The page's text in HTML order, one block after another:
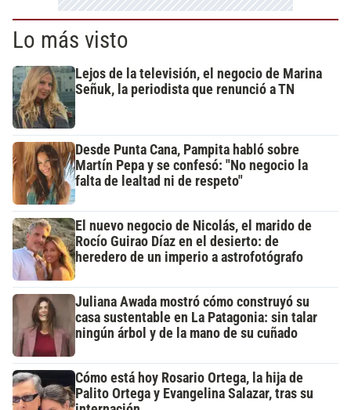
Lo más visto
Lejos de la televisión, el negocio de Marina
Señuk, la periodista que renunció a TN
Desde Punta Cana, Pampita habló sobre
Martín Pepa y se confesó: "No negocio la
falta de lealtad ni de respeto"
El nuevo negocio de Nicolás, el marido de
Rocío Guirao Díaz en el desierto: de
heredero de un imperio a astrofotógrafo
Juliana Awada mostró cómo construyó su
casa sustentable en La Patagonia: sin talar
ningún árbol y de la mano de su cuñado
Cómo está hoy Rosario Ortega, la hija de
Palito Ortega y Evangelina Salazar, tras su